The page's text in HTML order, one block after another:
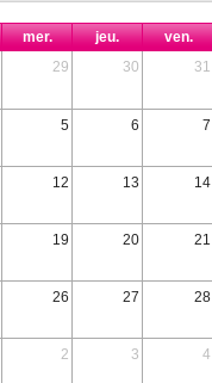
mer. jeu. ven.
29 30 31
5 6 7
12 13 14
19 20 21
26 27 28
2 3 4